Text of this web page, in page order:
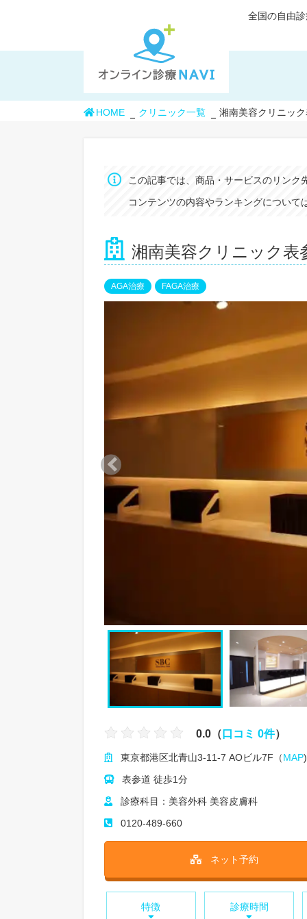
全国の自由
HOME クリニック一覧 湘南美容クリニッ
この記事では、商品・サービスのリン
コンテンツの内容やランキングについて
湘南美容クリニック表
AGA治療 FAGA治療
0.0（ 口コミ 0件）
東京都港区北青山3-11-7 AOビル7F（MAP)
表参道 徒歩1分
診療科目：美容外科 美容皮膚科
0120-489-660
ネット予約
特徴 診療時間